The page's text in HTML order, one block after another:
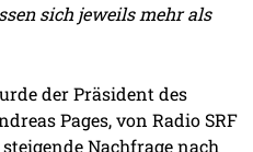
sich jeweils mehr als
der Präsident des
Pages, von Radio SRF
Nachfrage nach